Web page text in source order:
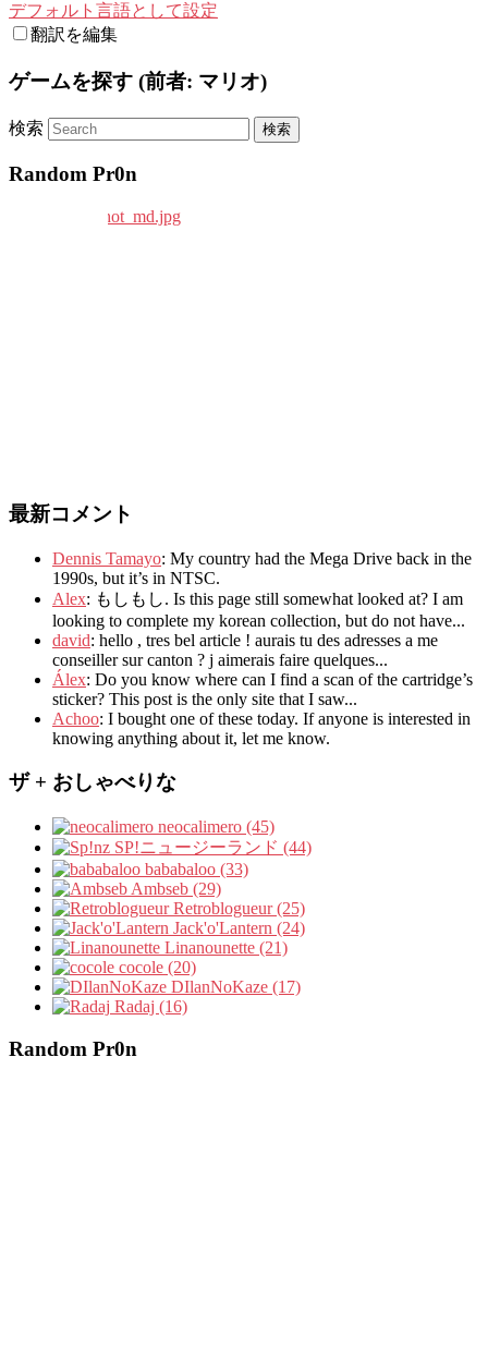
デフォルト言語として設定
翻訳を編集
ゲームを探す (前者: マリオ)
検索
Random Pr0n
最新コメント
Dennis Tamayo: My country had the Mega Drive back in the
1990s, but it’s in NTSC.
Alex: もしもし. Is this page still somewhat looked at? I am
looking to complete my korean collection, but do not have...
david: hello , tres bel article ! aurais tu des adresses a me
conseiller sur canton ? j aimerais faire quelques...
Álex: Do you know where can I find a scan of the cartridge’s
sticker? This post is the only site that I saw...
Achoo: I bought one of these today. If anyone is interested in
knowing anything about it, let me know.
ザ + おしゃべりな
neocalimero (45)
SP!ニュージーランド (44)
bababaloo (33)
Ambseb (29)
Retroblogueur (25)
Jack'o'Lantern (24)
Linanounette (21)
cocole (20)
DIlanNoKaze (17)
Radaj (16)
Random Pr0n